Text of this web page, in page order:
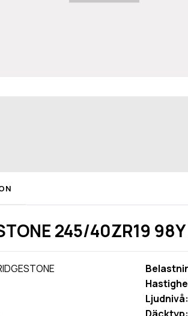
245/40ZR19
Ljudnivå:
Däcktyp: